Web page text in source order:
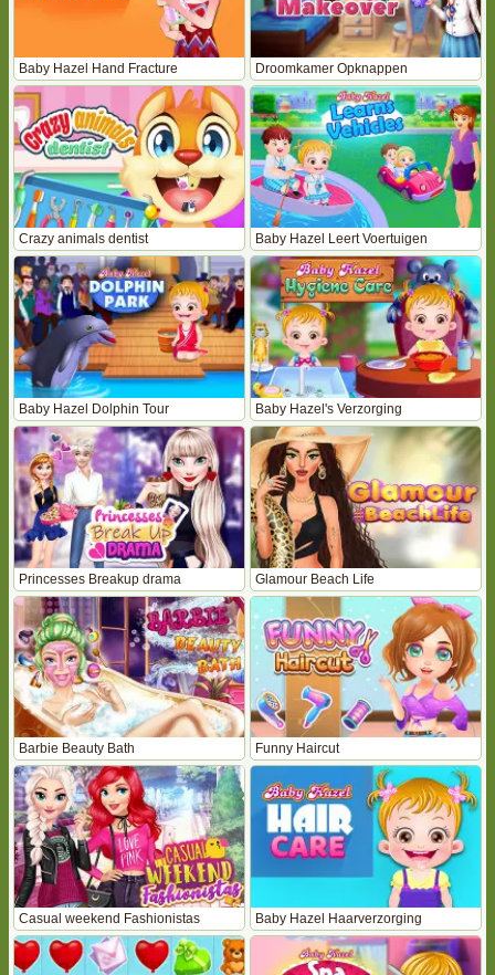
Baby Hazel Hand Fracture Droomkamer Opknappen
Crazy animals dentist Baby Hazel Leert Voertuigen
Baby Hazel Dolphin Tour Baby Hazel's Verzorging
Princesses Breakup drama Glamour Beach Life
Barbie Beauty Bath Funny Haircut
Casual weekend Fashionistas Baby Hazel Haarverzorging